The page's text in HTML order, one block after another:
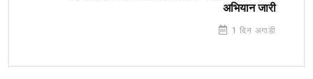
अभियान जारी
1 दिन अगाडी